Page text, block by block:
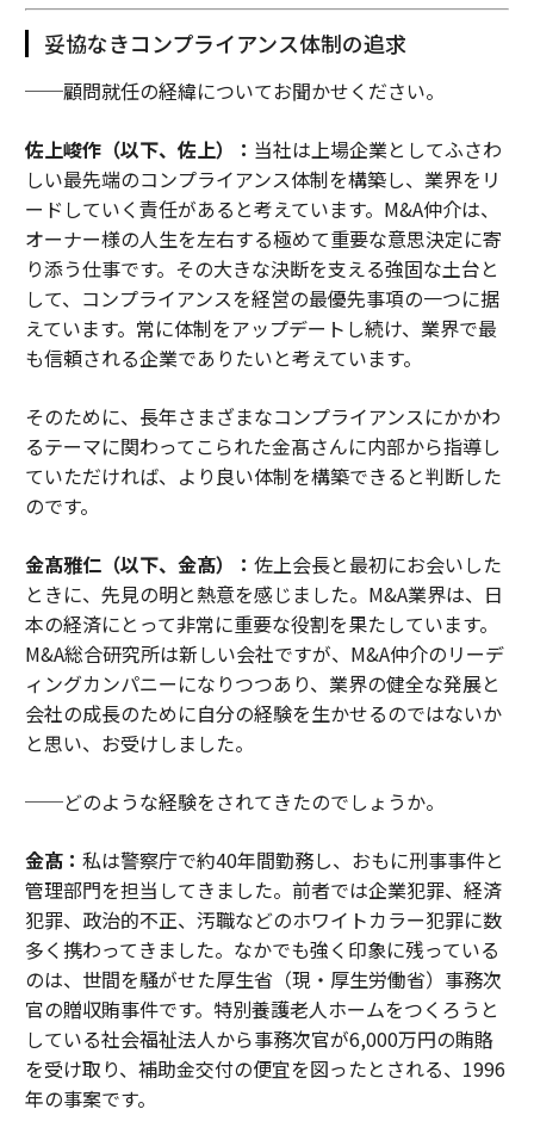
妥協なきコンプライアンス体制の追求
──顧問就任の経緯についてお聞かせください。
佐上峻作（以下、佐上）： 当社は上場企業としてふさわ
しい最先端のコンプライアンス体制を構築し、業界をリ
ードしていく責任があると考えています。M&A仲介は、
オーナー様の人生を左右する極めて重要な意思決定に寄
り添う仕事です。その大きな決断を支える強固な土台と
して、コンプライアンスを経営の最優先事項の一つに据
えています。常に体制をアップデートし続け、業界で最
も信頼される企業でありたいと考えています。
そのために、長年さまざまなコンプライアンスにかかわ
るテーマに関わってこられた金髙さんに内部から指導し
ていただければ、より良い体制を構築できると判断した
のです。
金髙雅仁（以下、金髙）： 佐上会長と最初にお会いした
ときに、先見の明と熱意を感じました。M&A業界は、日
本の経済にとって非常に重要な役割を果たしています。
M&A総合研究所は新しい会社ですが、M&A仲介のリーデ
ィングカンパニーになりつつあり、業界の健全な発展と
会社の成長のために自分の経験を生かせるのではないか
と思い、お受けしました。
──どのような経験をされてきたのでしょうか。
金髙： 私は警察庁で約40年間勤務し、おもに刑事事件と
管理部門を担当してきました。前者では企業犯罪、経済
犯罪、政治的不正、汚職などのホワイトカラー犯罪に数
多く携わってきました。なかでも強く印象に残っている
のは、世間を騒がせた厚生省（現・厚生労働省）事務次
官の贈収賄事件です。特別養護老人ホームをつくろうと
している社会福祉法人から事務次官が6,000万円の賄賂
を受け取り、補助金交付の便宜を図ったとされる、1996
年の事案です。